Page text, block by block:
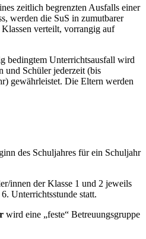
zeitlich begrenzten Ausfalls einer
werden die SuS in zumutbarer
verteilt, vorrangig auf
bedingtem Unterrichtsausfall wird
und Schüler jederzeit (bis
gewährleistet. Die Eltern werden
des Schuljahres für ein Schuljahr
innen der Klasse 1 und 2 jeweils
Unterrichtsstunde statt.
wird eine „feste“ Betreuungsgruppe